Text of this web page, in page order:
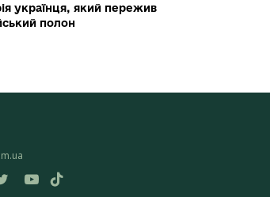
українця, який пережив
полон